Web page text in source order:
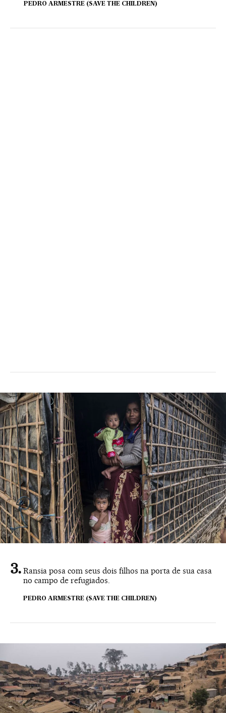
PEDRO ARMESTRE (SAVE THE CHILDREN)
Ransia posa com seus dois filhos na porta de sua casa
no campo de refugiados.
PEDRO ARMESTRE (SAVE THE CHILDREN)